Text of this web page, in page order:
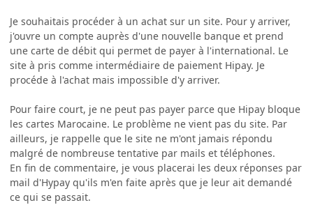
Je souhaitais procéder à un achat sur un site. Pour y arriver,
j'ouvre un compte auprès d'une nouvelle banque et prend
une carte de débit qui permet de payer à l'international. Le
site à pris comme intermédiaire de paiement Hipay. Je
procéde à l'achat mais impossible d'y arriver.
Pour faire court, je ne peut pas payer parce que Hipay bloque
les cartes Marocaine. Le problème ne vient pas du site. Par
ailleurs, je rappelle que le site ne m'ont jamais répondu
malgré de nombreuse tentative par mails et téléphones.
En fin de commentaire, je vous placerai les deux réponses par
mail d'Hypay qu'ils m'en faite après que je leur ait demandé
ce qui se passait.